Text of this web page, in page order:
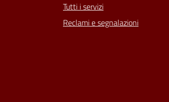
Tutti i servizi
Reclami e segnalazioni